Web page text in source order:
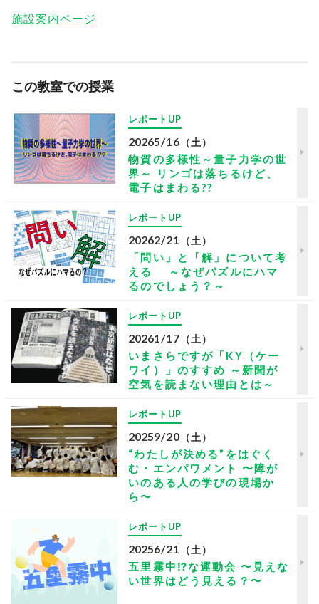
施設案内ページ
この教室での授業
レポートUP
20265/16 （土）
物質の多様性～量子力学の世
界～ リンゴは落ちるけど、
電子はまわる??
レポートUP
20262/21 （土）
「問い」と「解」について考
える ～なぜパズルにハマ
るのでしょう？～
レポートUP
20261/17 （土）
いまさらですが「KY（ケー
ワイ）」のすすめ ～新聞が
空気を読まない理由とは～
レポートUP
20259/20 （土）
“わたしが決める”をはぐく
む・エンパワメント 〜障が
いのある人の学びの現場か
ら〜
レポートUP
20256/21 （土）
五里霧中⁉な運動会 〜見えな
い世界はどう見える？〜